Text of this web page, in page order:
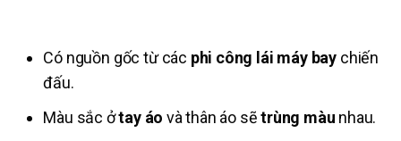
Có nguồn gốc từ các phi công lái máy bay chiến
đấu.
Màu sắc ởtay áo và thân áo sẽtrùng màu nhau.